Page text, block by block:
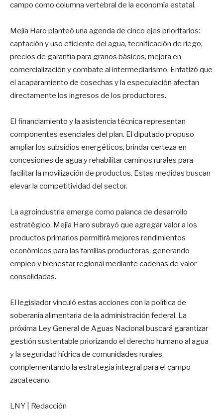
campo como columna vertebral de la economía estatal.
Mejía Haro planteó una agenda de cinco ejes prioritarios:
captación y uso eficiente del agua, tecnificación de riego,
precios de garantía para granos básicos, mejora en
comercialización y combate al intermediarismo. Enfatizó que
el acaparamiento de cosechas y la especulación afectan
directamente los ingresos de los productores.
El financiamiento y la asistencia técnica representan
componentes esenciales del plan. El diputado propuso
ampliar los subsidios energéticos, brindar certeza en
concesiones de agua y rehabilitar caminos rurales para
facilitar la movilización de productos. Estas medidas buscan
elevar la competitividad del sector.
La agroindustria emerge como palanca de desarrollo
estratégico. Mejía Haro subrayó que agregar valor a los
productos primarios permitirá mejores rendimientos
económicos para las familias productoras, generando
empleo y bienestar regional mediante cadenas de valor
consolidadas.
El legislador vinculó estas acciones con la política de
soberanía alimentaria de la administración federal. La
próxima Ley General de Aguas Nacional buscará garantizar
gestión sustentable priorizando el derecho humano al agua
y la seguridad hídrica de comunidades rurales,
complementando la estrategia integral para el campo
zacatecano.
LNY | Redacción